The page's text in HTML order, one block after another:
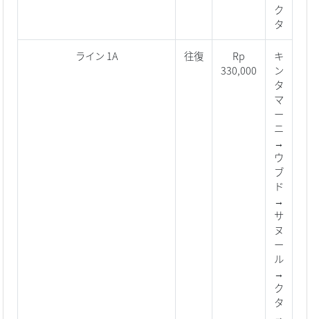
ク
タ
ライン 1A 往復
Rp
330,000
キ
ン
タ
マ
ー
ニ
→
ウ
ブ
ド
→
サ
ヌ
ー
ル
→
ク
タ